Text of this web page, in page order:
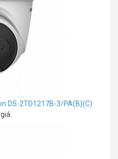
DS-2TD1217B-3/PA(B)(C)